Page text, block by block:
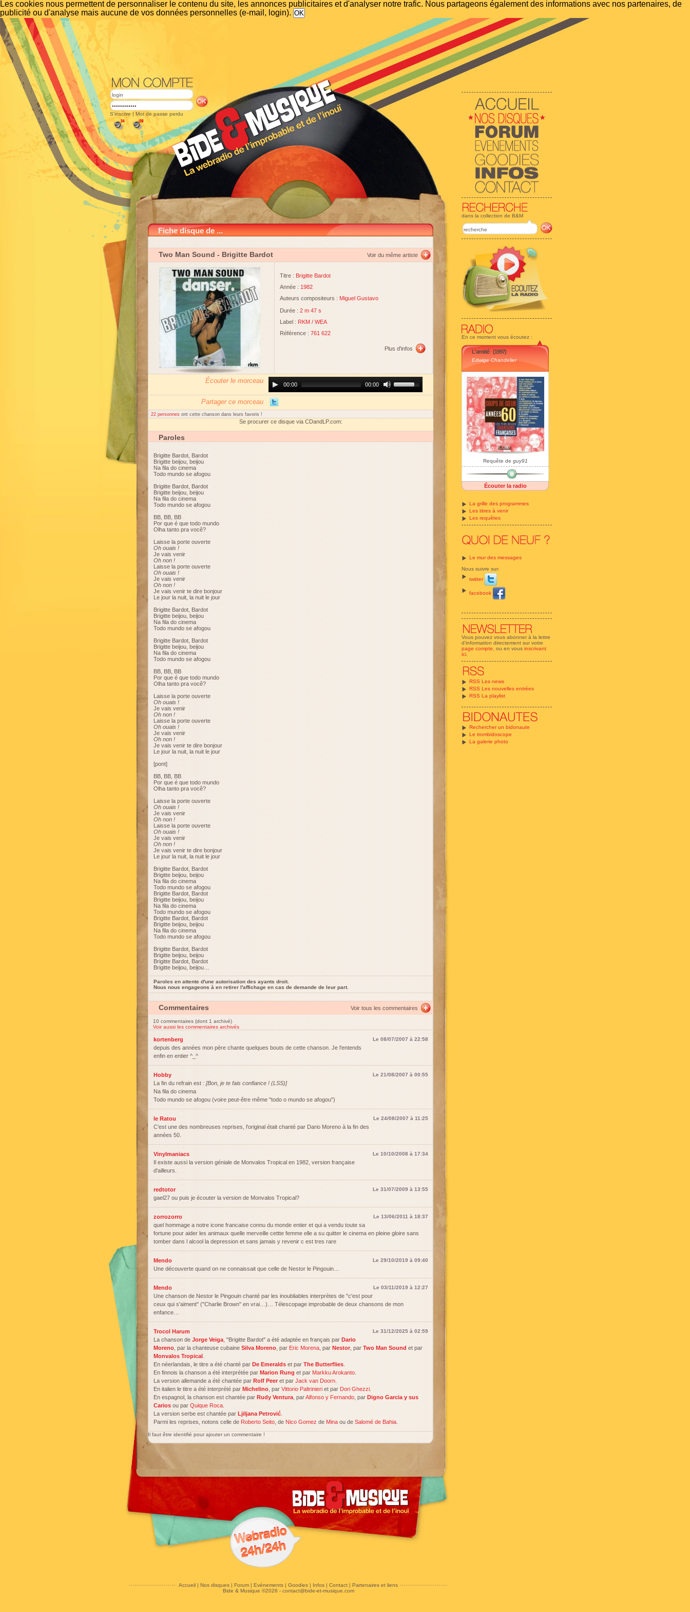
Les cookies nous permettent de personnaliser le contenu du site, les annonces publicitaires et d'analyser notre trafic. Nous partageons également des informations avec nos partenaires, de
publicité ou d'analyse mais aucune de vos données personnelles (e-mail, login).
dans la collection de B&M
En ce moment vous écoutez :
L'amitié (1997)
Edwige Chandelier
Requête de guy91
Écouter la radio
La grille des programmes
Les titres à venir
Les requêtes
Le mur des messages
Nous suivre sur:
twitter
facebook
Vous pouvez vous abonner à la lettre
d'information directement sur votre
page compte , ou en vous inscrivant
ici
RSS Les news
RSS Les nouvelles entrées
RSS La playlist
Rechercher un bidonaute
Le trombidoscope
La galerie photo
S'inscrire | Mot de passe perdu
Fiche disque de ...
Two Man Sound - Brigitte Bardot Voir du même artiste
Titre : Brigitte Bardot
Année : 1982
Auteurs compositeurs : Miguel Gustavo
Durée : 2 m 47 s
Label : RKM / WEA
Référence : 761 622
Plus d'infos
Écouter le morceau
Player00:00 00:00
Up/Down
Arrow
increase
or
Partager ce morceau
22 personnes ont cette chanson dans leurs favoris !
Se procurer ce disque via CDandLP.com:
Paroles
Brigitte Bardot, Bardot
Brigitte beijou, beijou
Na fila do cinema
Todo mundo se afogou
Brigitte Bardot, Bardot
Brigitte beijou, beijou
Na fila do cinema
Todo mundo se afogou
BB, BB, BB
Por que é que todo mundo
Olha tanto pra você?
Laisse la porte ouverte
Oh ouais !
Je vais venir
Oh non !
Laisse la porte ouverte
Oh ouais !
Je vais venir
Oh non !
Je vais venir te dire bonjour
Le jour la nuit, la nuit le jour
Brigitte Bardot, Bardot
Brigitte beijou, beijou
Na fila do cinema
Todo mundo se afogou
Brigitte Bardot, Bardot
Brigitte beijou, beijou
Na fila do cinema
Todo mundo se afogou
BB, BB, BB
Por que é que todo mundo
Olha tanto pra você?
Laisse la porte ouverte
Oh ouais !
Je vais venir
Oh non !
Laisse la porte ouverte
Oh ouais !
Je vais venir
Oh non !
Je vais venir te dire bonjour
Le jour la nuit, la nuit le jour
[pont]
BB, BB, BB
Por que é que todo mundo
Olha tanto pra você?
Laisse la porte ouverte
Oh ouais !
Je vais venir
Oh non !
Laisse la porte ouverte
Oh ouais !
Je vais venir
Oh non !
Je vais venir te dire bonjour
Le jour la nuit, la nuit le jour
Brigitte Bardot, Bardot
Brigitte beijou, beijou
Na fila do cinema
Todo mundo se afogou
Brigitte Bardot, Bardot
Brigitte beijou, beijou
Na fila do cinema
Todo mundo se afogou
Brigitte Bardot, Bardot
Brigitte beijou, beijou
Na fila do cinema
Todo mundo se afogou
Brigitte Bardot, Bardot
Brigitte beijou, beijou
Brigitte Bardot, Bardot
Brigitte beijou, beijou…
Paroles en attente d'une autorisation des ayants droit.
Nous nous engageons à en retirer l'affichage en cas de demande de leur part.
Commentaires Voir tous les commentaires
10 commentaires (dont 1 archivé)
Voir aussi les commentaires archivés
kortenberg Le 08/07/2007 à 22:58
depuis des années mon père chante quelques bouts de cette chanson. Je l'entends
enfin en entier ^_^
Hobby Le 21/08/2007 à 00:55
La fin du refrain est : [Bon, je te fais confiance ! (LSS)]
Na fila do cinema
Todo mundo se afogou (voire peut-être même "todo o mundo se afogou")
le Ratou Le 24/08/2007 à 11:25
C'est une des nombreuses reprises, l'original était chanté par Dario Moreno à la fin des
années 50.
Vinylmaniacs Le 10/10/2008 à 17:34
Il existe aussi la version géniale de Monvalos Tropical en 1982, version française
d'ailleurs.
redtotor Le 31/07/2009 à 13:55
gael27 ou puis je écouter la version de Monvalos Tropical?
zorrozorro Le 13/06/2011 à 18:37
quel hommage a notre icone francaise connu du monde entier et qui a vendu toute sa
fortune pour aider les animaux quelle merveille cettte femme elle a su quitter le cinema en pleine gloire sans
tomber dans l alcool la depression et sans jamais y revenir c est tres rare
Mendo Le 29/10/2019 à 09:40
Une découverte quand on ne connaissait que celle de Nestor le Pingouin…
Mendo Le 03/11/2019 à 12:27
Une chanson de Nestor le Pingouin chanté par les inoubliables interprètes de "c'est pour
ceux qui s'aiment" ("Charlie Brown" en vrai…)… Télescopage improbable de deux chansons de mon
enfance…
Trocol Harum Le 31/12/2025 à 02:59
La chanson de Jorge Veiga , "Brigitte Bardot" a été adaptée en français par Dario
Moreno , par la chanteuse cubaine Silva Moreno , par Eric Morena , par Nestor , par Two Man Sound et par
Monvalos Tropical
En néerlandais, le titre a été chanté par De Emeralds et par The Butterflies
En finnois la chanson a été interprétée par Marion Rung et par Markku Arokanto
La version allemande a été chantée par Rolf Peer et par Jack van Doorn
En italien le titre a été interprété par Michelino , par Vittorio Paltrinieri et par Dori Ghezzi
En espagnol, la chanson est chantée par Rudy Ventura , parAlfonso y Fernando , par Digno Garcia y sus
Carios ou par Quique Roca
La version serbe est chantée par Ljiljana Petrović
Parmi les reprises, notons celle de Roberto Seito , de Nico Gomez de Mina ou de Salomé de Bahia
Il faut être identifié pour ajouter un commentaire !
Accueil| Nos disques| Forum| Evénements| Goodies| Infos| Contact| Partenaires et liens
Bide & Musique ©2026 - contact@bide-et-musique.com